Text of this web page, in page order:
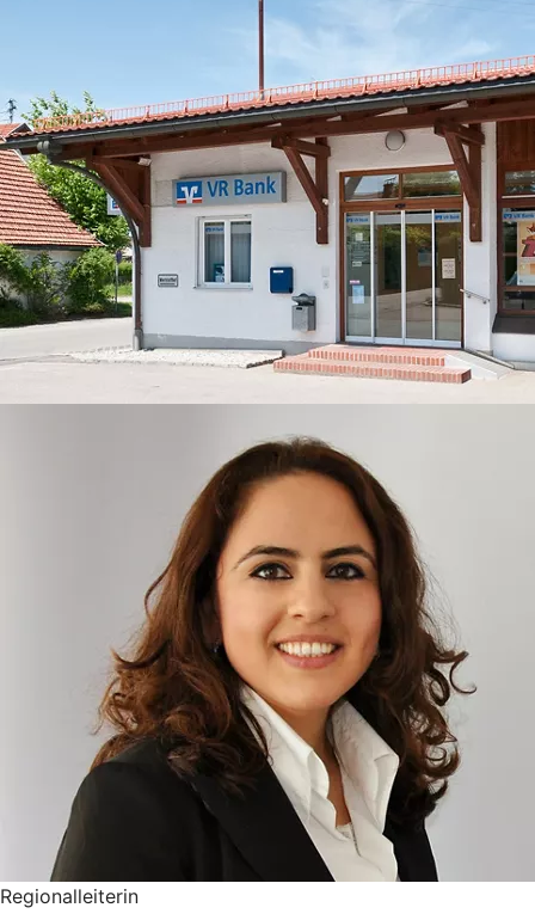
Regionalleiterin